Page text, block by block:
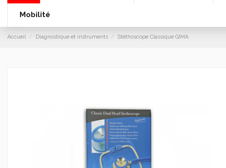
Mobilité
Accueil Diagnostique et instruments Stéthoscope Classique GIMA